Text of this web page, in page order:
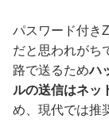
パスワード付き
だと思われがち
路で送るためハ
ルの送信はネッ
め、現代では推